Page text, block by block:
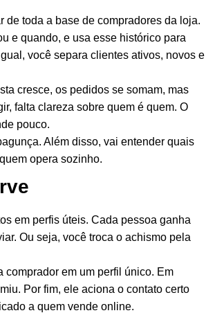
toda a base de compradores da loja.
e quando, e usa esse histórico para
você separa clientes ativos, novos e
cresce, os pedidos se somam, mas
falta clareza sobre quem é quem. O
pouco.
Além disso, vai entender quais
opera sozinho.
em perfis úteis. Cada pessoa ganha
Ou seja, você troca o achismo pela
comprador em um perfil único. Em
Por fim, ele aciona o contato certo
a quem vende online.